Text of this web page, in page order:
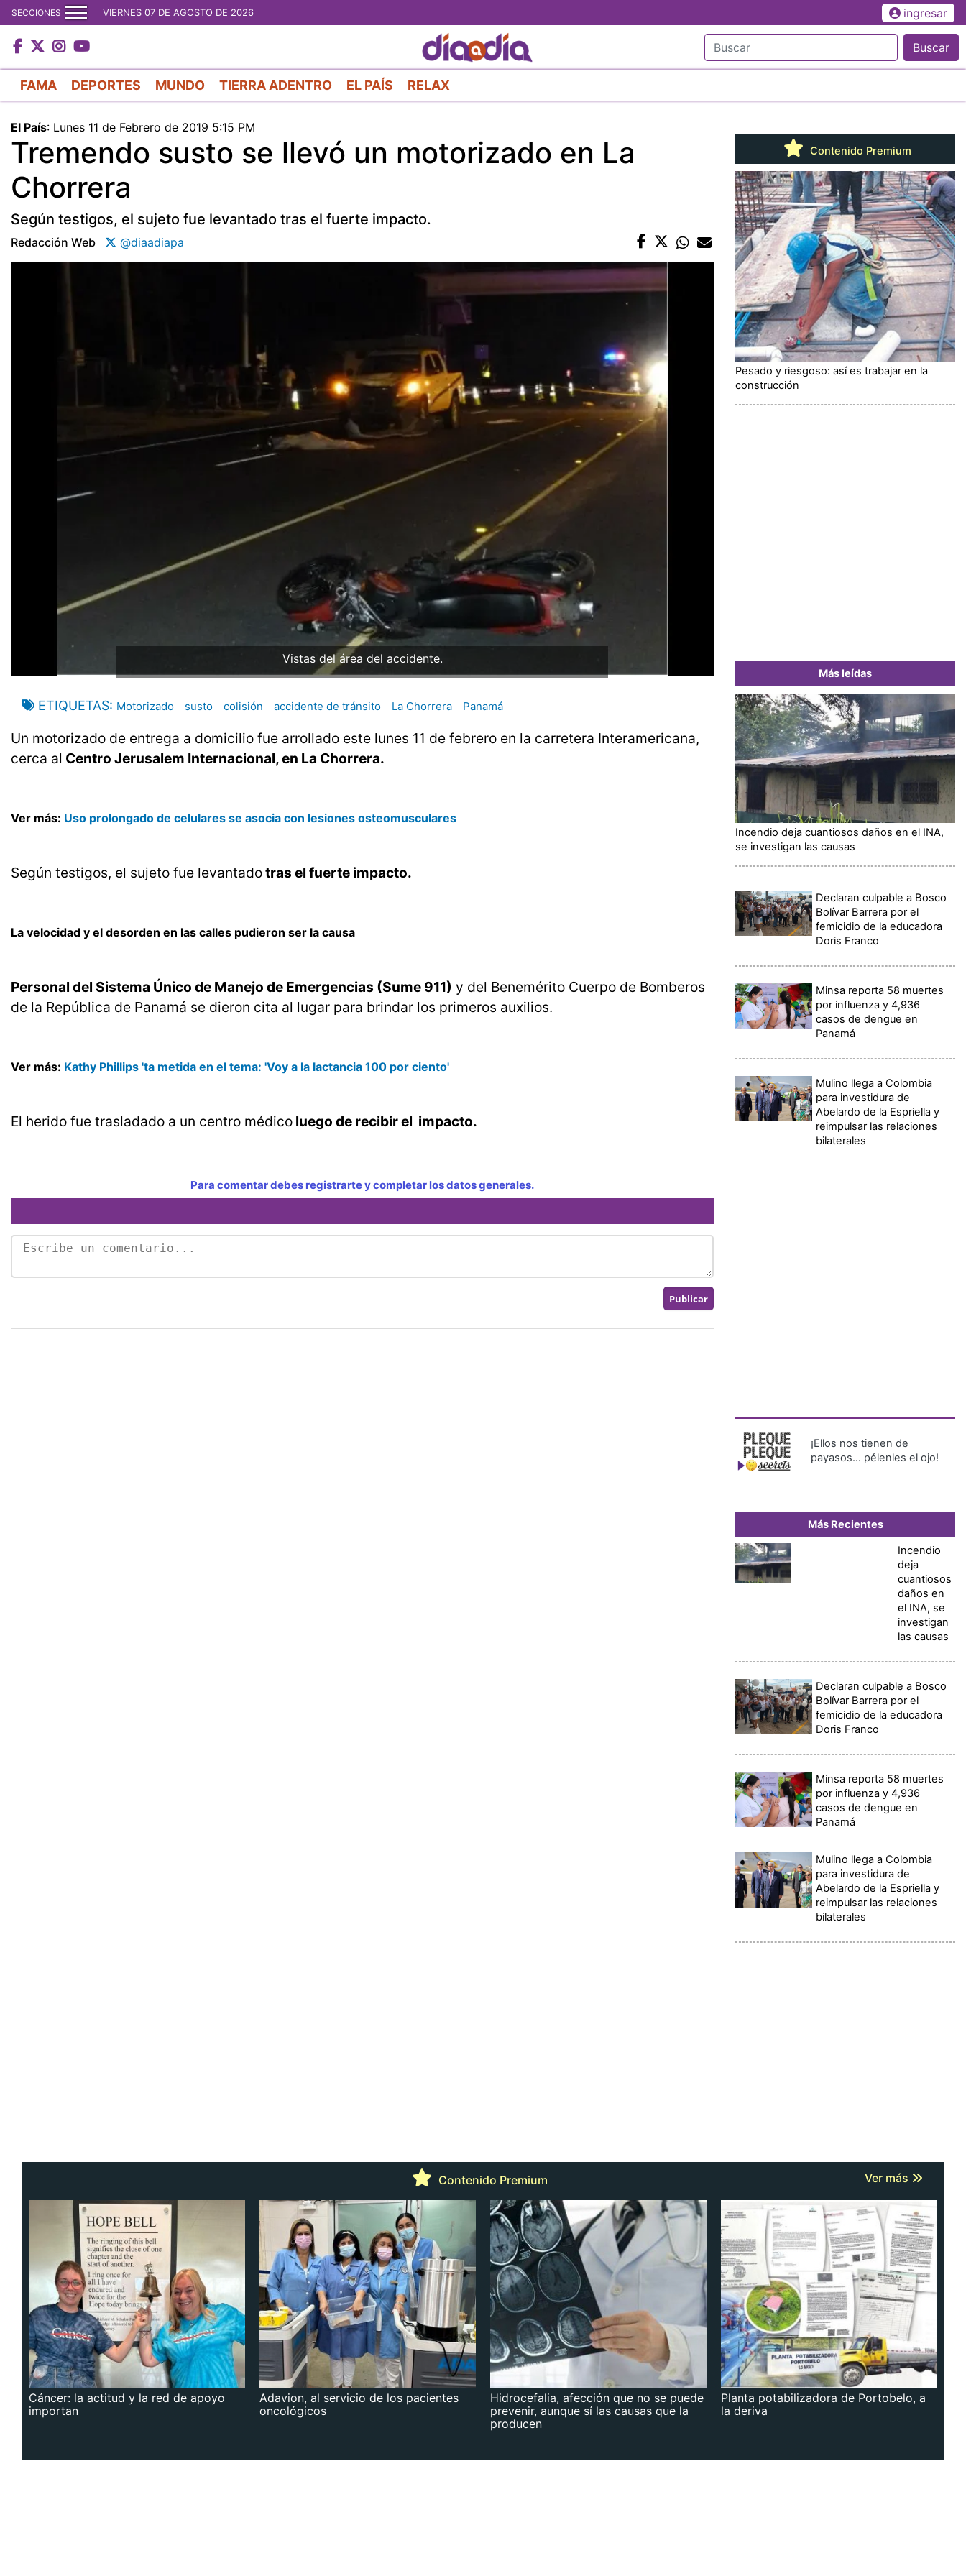
al
contenido
principal
SECCIONES VIERNES 07 DE AGOSTO DE 2026 ingresar
Buscar
FAMA DEPORTES MUNDO TIERRA ADENTRO EL PAÍS RELAX
El País: Lunes 11 de Febrero de 2019 5:15 PM
Tremendo susto se llevó un motorizado en La
Chorrera
Según testigos, el sujeto fue levantado tras el fuerte impacto.
Redacción Web @diaadiapa
Vistas del área del accidente.
ETIQUETAS Motorizado susto colisión accidente de tránsito La Chorrera Panamá
Un motorizado de entrega a domicilio fue arrollado este lunes 11 de febrero en la carretera Interamericana,
cerca al Centro Jerusalem Internacional, en La Chorrera.
Ver más: Uso prolongado de celulares se asocia con lesiones osteomusculares
Según testigos, el sujeto fue levantadotras el fuerte impacto.
La velocidad y el desorden en las calles pudieron ser la causa
Personal del Sistema Único de Manejo de Emergencias (Sume 911) y del Benemérito Cuerpo de Bomberos
de la República de Panamá se dieron cita al lugar para brindar los primeros auxilios.
Ver más: Kathy Phillips 'ta metida en el tema: 'Voy a la lactancia 100 por ciento'
El herido fue trasladado a un centro médico luego de recibir el impacto.
Para comentar debes registrarte y completar los datos generales.
Contenido Premium
Pesado y riesgoso: así es trabajar en la
construcción
Más leídas
Incendio deja cuantiosos daños en el INA,
se investigan las causas
Declaran culpable a Bosco
Bolívar Barrera por el
femicidio de la educadora
Doris Franco
Minsa reporta 58 muertes
por influenza y 4,936
casos de dengue en
Panamá
Mulino llega a Colombia
para investidura de
Abelardo de la Espriella y
reimpulsar las relaciones
bilaterales
¡Ellos nos tienen de
payasos… pélenles el ojo!
Más Recientes
Incendio
deja
cuantiosos
daños en
el INA, se
investigan
las causas
Declaran culpable a Bosco
Bolívar Barrera por el
femicidio de la educadora
Doris Franco
Minsa reporta 58 muertes
por influenza y 4,936
casos de dengue en
Panamá
Mulino llega a Colombia
para investidura de
Abelardo de la Espriella y
reimpulsar las relaciones
bilaterales
Contenido Premium Ver más
Cáncer: la actitud y la red de apoyo
importan
Adavion, al servicio de los pacientes
oncológicos
Hidrocefalia, afección que no se puede
prevenir, aunque sí las causas que la
producen
Planta potabilizadora de Portobelo, a
la deriva